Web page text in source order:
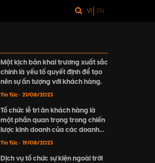
VI EN
Một kịch bản khai trương xuất sắc
chính là yếu tố quyết định để tạo
nên sự ấn tượng với khách hàng.
Tin Tức• 21/08/2023
Tổ chức lễ tri ân khách hàng là
một phần quan trọng trong chiến
lược kinh doanh của các doanh
nghiệp nhằm củng cố vị thế của
Tin Tức• 19/08/2023
Dịch vụ tổ chức sự kiện ngoài trời